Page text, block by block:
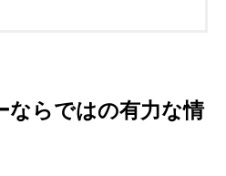
ならではの有力な情